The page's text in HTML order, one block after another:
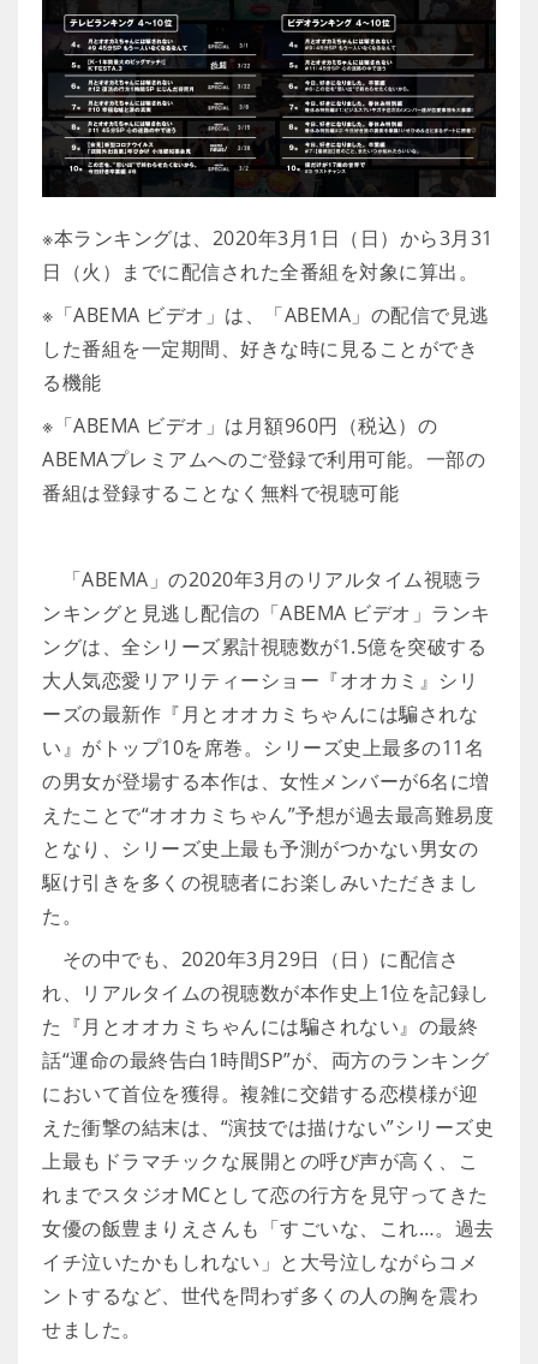
※本ランキングは、2020年3月1日（日）から3月31
日（火）までに配信された全番組を対象に算出。
※「ABEMA ビデオ」は、「ABEMA」の配信で見逃
した番組を一定期間、好きな時に見ることができ
る機能
※「ABEMA ビデオ」は月額960円（税込）の
ABEMAプレミアムへのご登録で利用可能。一部の
番組は登録することなく無料で視聴可能
「ABEMA」の2020年3月のリアルタイム視聴ラ
ンキングと見逃し配信の「ABEMA ビデオ」ランキ
ングは、全シリーズ累計視聴数が1.5億を突破する
大人気恋愛リアリティーショー『オオカミ』シリ
ーズの最新作『月とオオカミちゃんには騙されな
い』がトップ10を席巻。シリーズ史上最多の11名
の男女が登場する本作は、女性メンバーが6名に増
えたことで“オオカミちゃん”予想が過去最高難易度
となり、シリーズ史上最も予測がつかない男女の
駆け引きを多くの視聴者にお楽しみいただきまし
た。
その中でも、2020年3月29日（日）に配信さ
れ、リアルタイムの視聴数が本作史上1位を記録し
た『月とオオカミちゃんには騙されない』の最終
話“運命の最終告白1時間SP”が、両方のランキング
において首位を獲得。複雑に交錯する恋模様が迎
えた衝撃の結末は、“演技では描けない”シリーズ史
上最もドラマチックな展開との呼び声が高く、こ
れまでスタジオMCとして恋の行方を見守ってきた
女優の飯豊まりえさんも「すごいな、これ…。過去
イチ泣いたかもしれない」と大号泣しながらコメ
ントするなど、世代を問わず多くの人の胸を震わ
せました。